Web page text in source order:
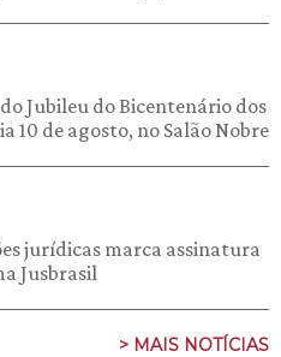
Jubileu do Bicentenário dos
10 de agosto, no Salão Nobre
jurídicas marca assinatura
Jusbrasil
> MAIS NOTÍCIAS